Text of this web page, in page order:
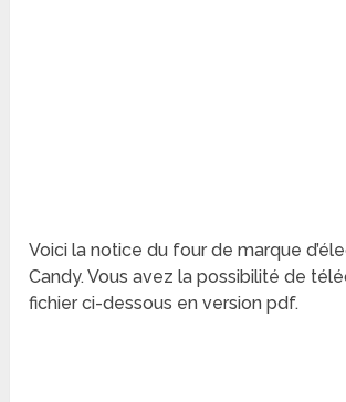
Voici la notice du four de marque
Candy. Vous avez la possibilité de
fichier ci-dessous en version pdf.